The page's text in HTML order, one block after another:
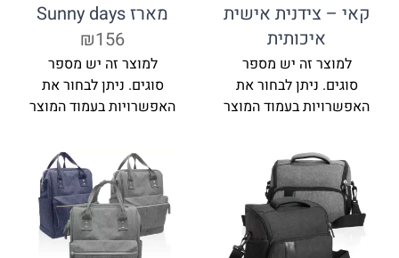
קאי – צידנית אישית
איכותית
למוצר זה יש מספר
סוגים. ניתן לבחור את
האפשרויות בעמוד המוצר
מארז Sunny days
₪156
למוצר זה יש מספר
סוגים. ניתן לבחור את
האפשרויות בעמוד המוצר